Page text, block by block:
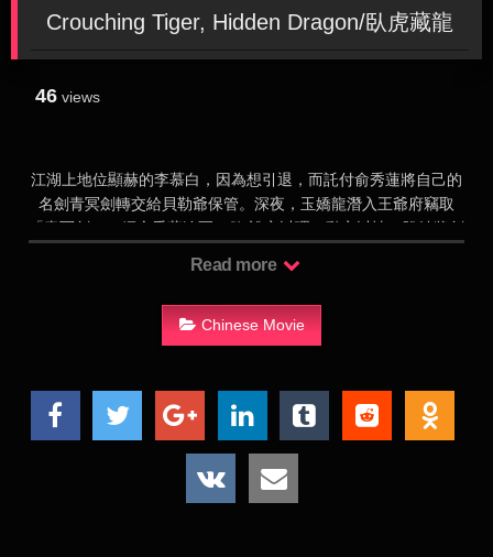
Crouching Tiger, Hidden Dragon/臥虎藏龍
46 views
江湖上地位顯赫的李慕白，因為想引退，而託付俞秀蓮將自己的
名劍青冥劍轉交給貝勒爺保管。深夜，玉嬌龍潛入王爺府竊取
「青冥劍」，經俞秀蓮追至，欲 說之以理，動之以情，盼她將劍
心的碧眼狐狸，也從中攪和。隨後，玉嬌龍在與俞秀蓮相遇相識
俞秀蓮發現玉嬌龍的師父是逃犯碧眼狐狸時，反而形成一種交錯
複雜的關係。由於，天資聰穎的玉嬌龍，早練就一身高強的武
Read more
Chinese Movie